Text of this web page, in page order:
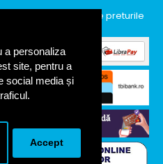
a personaliza
site, pentru a
social media și
Accept
rezervate | Toate preturile